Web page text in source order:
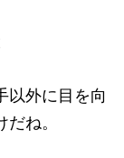
以外に目を向
ね。